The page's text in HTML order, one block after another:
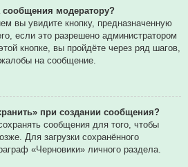
модератору?
вы увидите кнопку, предназначенную
если это разрешено администратором
кнопке, вы пройдёте через ряд шагов,
на сообщение.
при создании сообщения?
сообщения для того, чтобы
Для загрузки сохранённого
«Черновики» личного раздела.